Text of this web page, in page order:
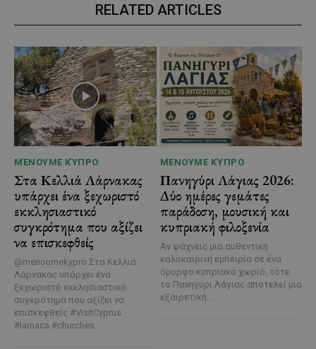
RELATED ARTICLES
ΜΈΝΟΥΜΕ ΚΎΠΡΟ
Στα Κελλιά Λάρνακας
υπάρχει ένα ξεχωριστό
εκκλησιαστικό
συγκρότημα που αξίζει
να επισκεφθείς
@menoumekypro Στα Κελλιά
Λάρνακας υπάρχει ένα
ξεχωριστό εκκλησιαστικό
συγκρότημα που αξίζει να
επισκεφθείς #VisitCyprus
#larnaca #churches...
ΜΈΝΟΥΜΕ ΚΎΠΡΟ
Πανηγύρι Λάγιας 2026:
Δύο ημέρες γεμάτες
παράδοση, μουσική και
κυπριακή φιλοξενία
Αν ψάχνεις μια αυθεντική
καλοκαιρινή εμπειρία σε ένα
όμορφο κυπριακό χωριό, τότε
το Πανηγύρι Λάγιας αποτελεί μια
εξαιρετική...